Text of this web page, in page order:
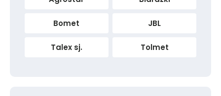
Bomet JBL
Talex sj. Tolmet